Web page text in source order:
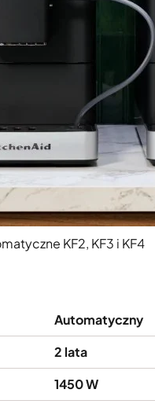
KF2, KF3 i KF4
Automatyczny
2 lata
1450 W